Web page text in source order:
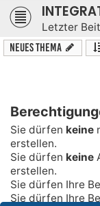
Letzter
Neues Thema
Sie dürfen keine
erstellen.
Sie dürfen keine
erstellen.
Sie dürfen Ihre
Sie dürfen Ihre